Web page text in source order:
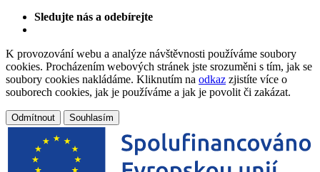
Sledujte nás a odebírejte
K provozování webu a analýze návštěvnosti používáme soubory
cookies. Procházením webových stránek jste srozuměni s tím, jak se
soubory cookies nakládáme. Kliknutím na odkaz zjistíte více o
souborech cookies, jak je používáme a jak je povolit či zakázat.
Odmítnout Souhlasím